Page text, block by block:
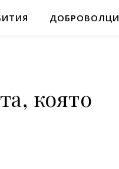
ДОБРОВОЛЦИ
която